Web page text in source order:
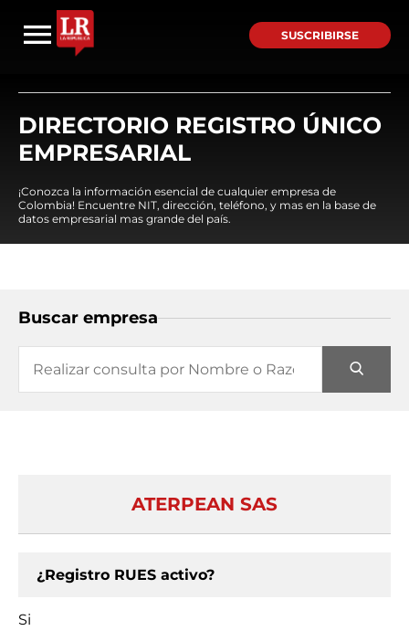
SUSCRIBIRSE
DIRECTORIO REGISTRO ÚNICO
EMPRESARIAL
¡Conozca la información esencial de cualquier empresa de
Colombia! Encuentre NIT, dirección, teléfono, y mas en la base de
datos empresarial mas grande del país.
Buscar empresa
ATERPEAN SAS
¿Registro RUES activo?
Si